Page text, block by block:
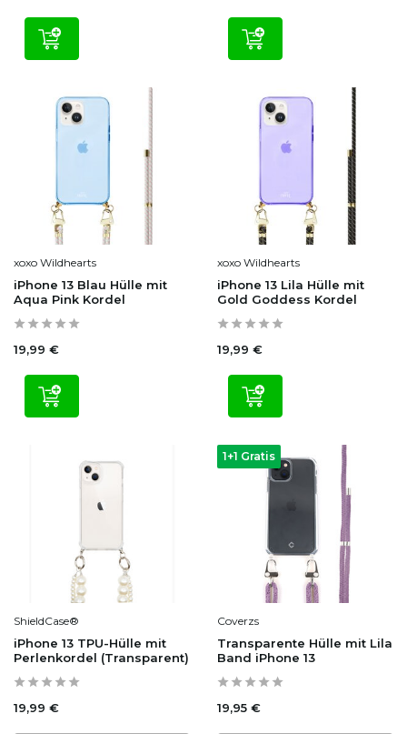
xoxo Wildhearts
iPhone 13 Blau Hülle mit
Aqua Pink Kordel
19,99 €
xoxo Wildhearts
iPhone 13 Lila Hülle mit
Gold Goddess Kordel
19,99 €
ShieldCase®
iPhone 13 TPU-Hülle mit
Perlenkordel (Transparent)
19,99 €
1+1 Gratis
Coverzs
Transparente Hülle mit Lila
Band iPhone 13
19,95 €